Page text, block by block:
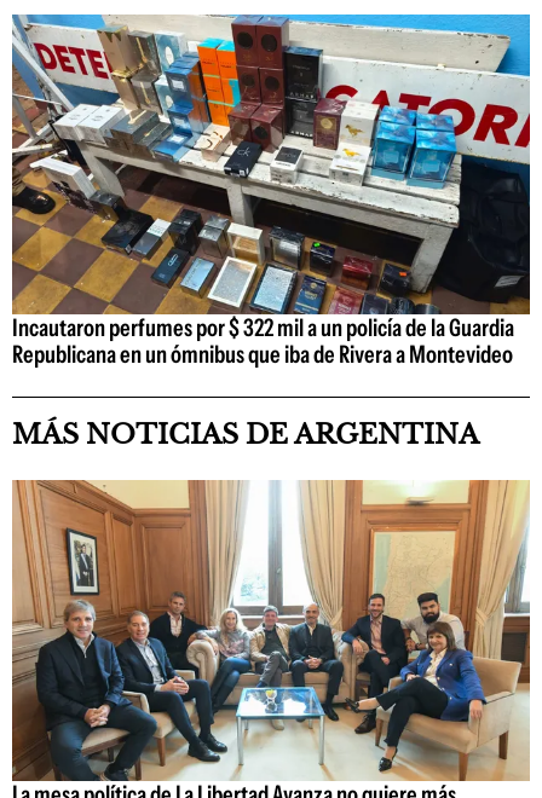
Incautaron perfumes por $ 322 mil a un policía de la Guardia
Republicana en un ómnibus que iba de Rivera a Montevideo
MÁS NOTICIAS DE ARGENTINA